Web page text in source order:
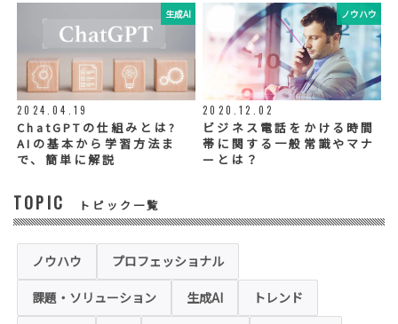
◆個人情報の提示の任意性
お問い合わせ内容、お申込み内容について
は、電話や電子メールでご回答・ご連絡をさ
せていただきますので、必須項目についてご
記入をお願いいたします。
個人情報の記入（ウェブサイトへの入力を含
む）は任意ですが、「必須入力項目」に正し
くご記入いただけない場合は、商品・サービ
ス等を適切にご提供できない場合がございま
す。
◆セキュリティについて
当社運営のホームページ（以下、「本ホーム
ページ」といいます。）では、お客様の個人
情報保護のため、お問い合わせ、お申込み等
でご提供いただく個人情報は「SSL（Secure
により保護されます。SSLに対応していない
ブラウザをご利用の場合は、本ホームページ
生成AI
2024.04.19
ChatGPTの仕組みとは?
AIの基本から学習方法ま
で、簡単に解説
ノウハウ
2020.12.02
ビジネス電話をかける時間
帯に関する一般常識やマナ
ーとは？
TOPIC トピック一覧
ノウハウ プロフェッショナル
課題・ソリューション 生成AI トレンド